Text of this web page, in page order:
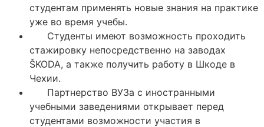
студентам применять новые знания на практике
уже во время учебы.
Студенты имеют возможность проходить
стажировку непосредственно на заводах
ŠKODA, а также получить работу в Шкоде в
Чехии.
Партнерство ВУЗа с иностранными
учебными заведениями открывает перед
студентами возможности участия в